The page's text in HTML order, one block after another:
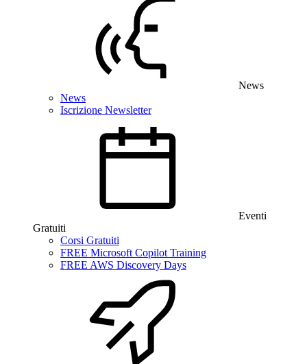
News
News
Iscrizione Newsletter
Eventi
Gratuiti
Corsi Gratuiti
FREE Microsoft Copilot Training
FREE AWS Discovery Days